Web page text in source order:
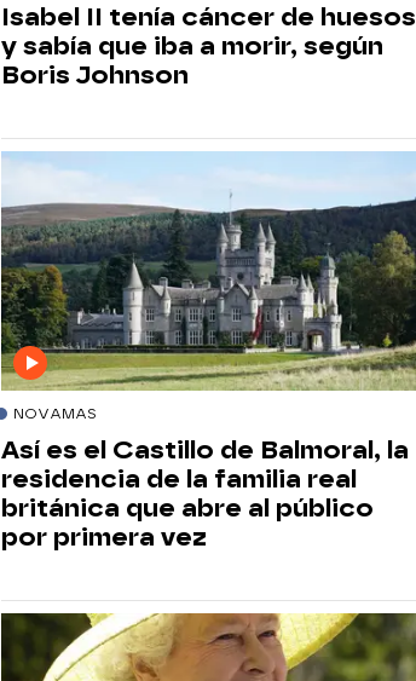
Isabel II tenía cáncer de huesos
y sabía que iba a morir, según
Boris Johnson
NOVAMAS
Así es el Castillo de Balmoral, la
residencia de la familia real
británica que abre al público
por primera vez